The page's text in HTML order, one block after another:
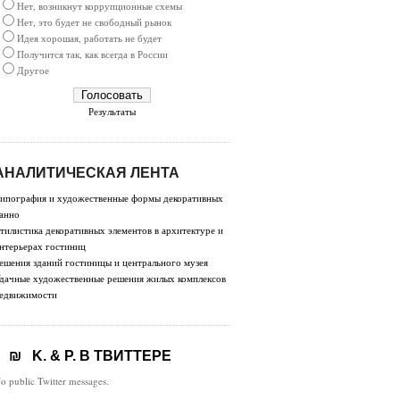
Нет, возникнут коррупционные схемы
Нет, это будет не свободный рынок
Идея хорошая, работать не будет
Получится так, как всегда в России
Другое
Результаты
ЛЕНТА
и художественные формы декоративных
декоративных элементов в архитектуре и
гостиниц
зданий гостиницы и центрального музея
художественные решения жилых комплексов
K. & P. В ТВИТТЕРЕ
public Twitter messages.